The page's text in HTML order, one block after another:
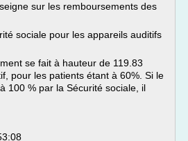
sur les remboursements des
sociale pour les appareils auditifs
se fait à hauteur de 119.83
pour les patients étant à 60%. Si le
100 % par la Sécurité sociale, il